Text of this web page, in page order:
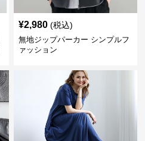
¥2,980 (税込)
無地ジップパーカー シンプルフ
ァッション